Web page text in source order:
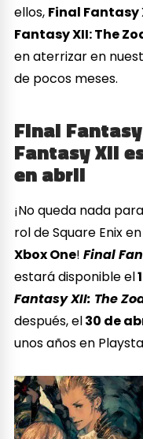
ellos, Final Fantasy
Fantasy XII: The
en aterrizar en
de pocos meses.
Final
Fantasy XII
en abril
¡No queda nada
rol de Square Enix
Xbox One!Final
estará disponible el
Fantasy XII: The
después, el30 de
unos años en